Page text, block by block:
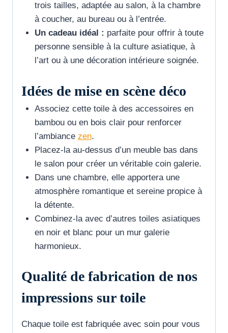
trois tailles, adaptée au salon, à la chambre
à coucher, au bureau ou à l’entrée.
Un cadeau idéal : parfaite pour offrir à toute
personne sensible à la culture asiatique, à
l’art ou à une décoration intérieure soignée.
Idées de mise en scène déco
Associez cette toile à des accessoires en
bambou ou en bois clair pour renforcer
l’ambiance zen.
Placez-la au-dessus d’un meuble bas dans
le salon pour créer un véritable coin galerie.
Dans une chambre, elle apportera une
atmosphère romantique et sereine propice à
la détente.
Combinez-la avec d’autres toiles asiatiques
en noir et blanc pour un mur galerie
harmonieux.
Qualité de fabrication de nos
impressions sur toile
Chaque toile est fabriquée avec soin pour vous